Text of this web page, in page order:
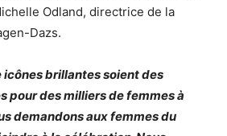
Odland, directrice de la
Dazs.
icônes brillantes soient des
pour des milliers de femmes à
demandons aux femmes du